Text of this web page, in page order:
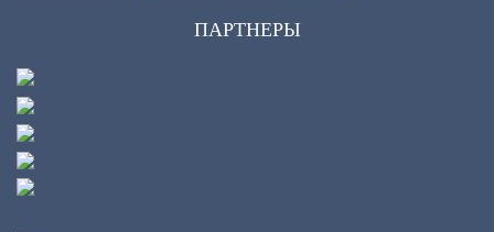
ПАРТНЕРЫ